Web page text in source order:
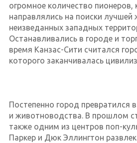
огромное количество пионеров,
направлялись на поиски лучшей
неизведанных западных
Останавливались в городе и
время Канзас-Сити считался
которого заканчивалась
Постепенно город превратился
и животноводства. В прошлом
также одним из центров поп-
Паркер и Дюк Эллингтон